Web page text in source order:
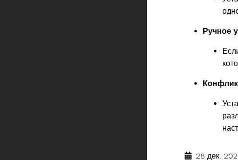
Ручное
28 дек.